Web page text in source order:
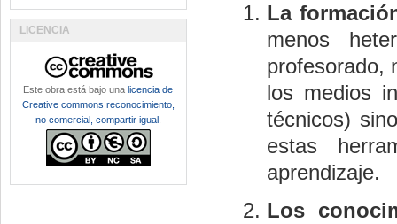
La
menos
profesorado,
los medios
técnicos)
estas
aprendizaje.
Los
LICENCIA
Este obra está bajo unalicencia de
Creative commons reconocimiento,
no comercial, compartir igual